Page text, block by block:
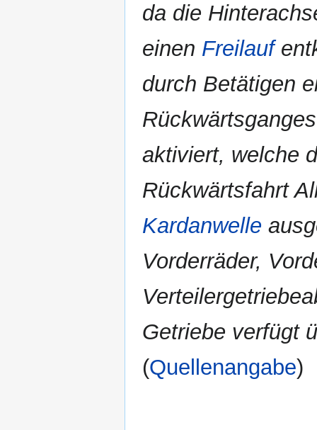
da die
einen Freilauf
durch Betätigen
aktiviert, welche
Rückwärtsfahrt
Kardanwelle
Vorderräder,
Getriebe verfügt
(Quellenangabe)